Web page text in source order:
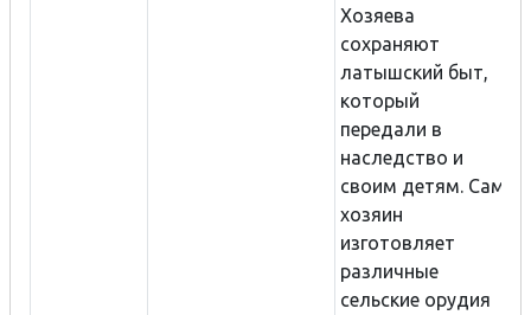
Хозяева
сохраняют
латышский быт,
который
передали в
наследство и
своим детям. Сам
хозяин
изготовляет
различные
сельские орудия